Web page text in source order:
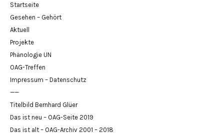
Startseite
Gesehen – Gehört
Aktuell
Projekte
Phänologie UN
OAG-Treffen
Impressum – Datenschutz
——
Titelbild Bernhard Glüer
Das ist neu – OAG-Seite 2019
Das ist alt – OAG-Archiv 2001 – 2018